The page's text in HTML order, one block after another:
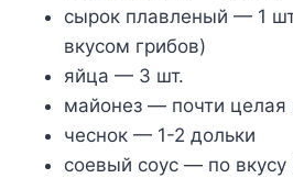
сырок плавленый — 1
вкусом грибов)
яйца — 3 шт.
майонез — почти целая
чеснок — 1-2 дольки
соевый соус — по вкусу